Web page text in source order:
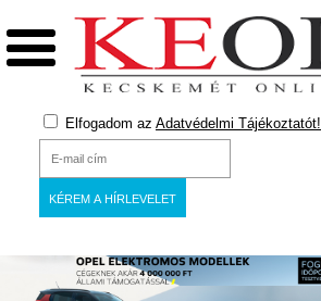
Elfogadom az Adatvédelmi Tájékoztatót!